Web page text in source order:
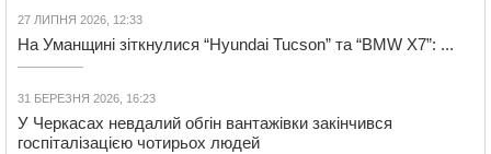
27 ЛИПНЯ 2026, 12:33
На Уманщині зіткнулися “Hyundai Tucson” та “BMW X7”: ...
31 БЕРЕЗНЯ 2026, 16:23
У Черкасах невдалий обгін вантажівки закінчився
госпіталізацією чотирьох людей